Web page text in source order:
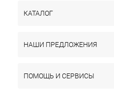
КАТАЛОГ
НАШИ ПРЕДЛОЖЕНИЯ
ПОМОЩЬ И СЕРВИСЫ